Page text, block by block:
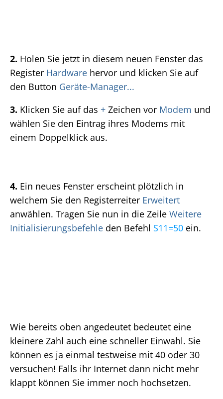
2. Holen Sie jetzt in diesem neuen Fenster das
Register Hardware hervor und klicken Sie auf
den Button Geräte-Manager...
3. Klicken Sie auf das + Zeichen vor Modem und
wählen Sie den Eintrag ihres Modems mit
einem Doppelklick aus.
4. Ein neues Fenster erscheint plötzlich in
welchem Sie den Registerreiter Erweitert
anwählen. Tragen Sie nun in die Zeile Weitere
Initialisierungsbefehle den Befehl S11=50 ein.
Wie bereits oben angedeutet bedeutet eine
kleinere Zahl auch eine schneller Einwahl. Sie
können es ja einmal testweise mit 40 oder 30
versuchen! Falls ihr Internet dann nicht mehr
klappt können Sie immer noch hochsetzen.